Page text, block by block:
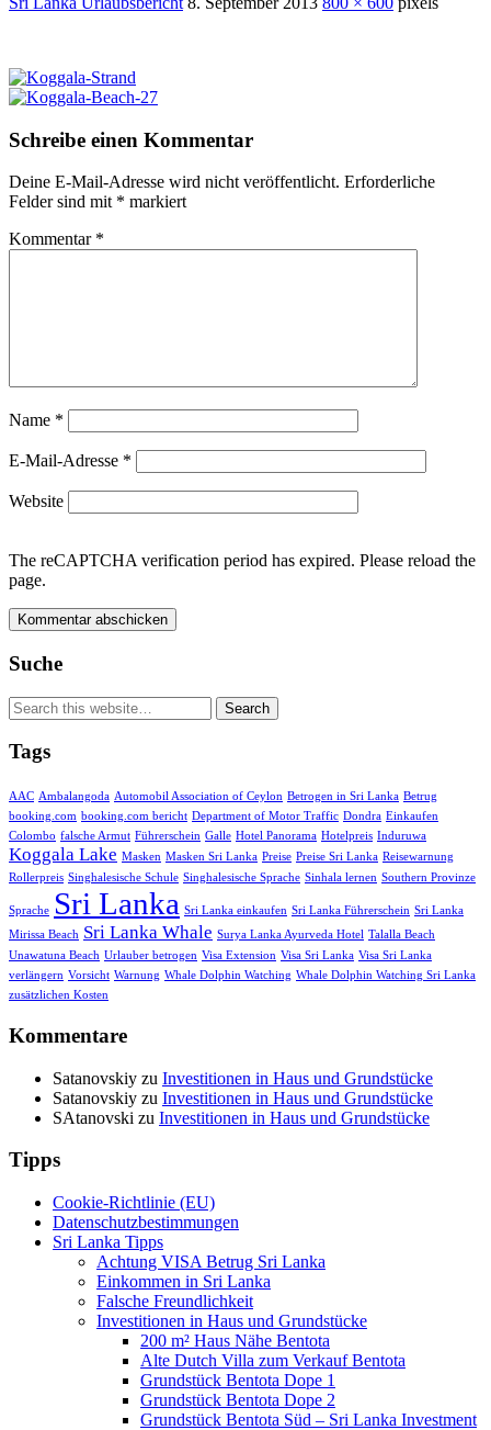
Schreibe einen Kommentar
Deine E-Mail-Adresse wird nicht veröffentlicht. Erforderliche
Felder sind mit * markiert
Kommentar *
Name *
E-Mail-Adresse *
Website
The reCAPTCHA verification period has expired. Please reload the
page.
Suche
Tags
AAC Ambalangoda Automobil Association of Ceylon Betrogen in Sri Lanka Betrug
booking.com booking.com bericht Department of Motor Traffic Dondra Einkaufen
Colombo falsche Armut Führerschein Galle Hotel Panorama Hotelpreis Induruwa
Koggala Lake Masken Masken Sri Lanka Preise Preise Sri Lanka Reisewarnung
Rollerpreis Singhalesische Schule Singhalesische Sprache Sinhala lernen Southern Provinze
Sprache Sri Lanka Sri Lanka einkaufen Sri Lanka Führerschein Sri Lanka
Mirissa Beach Sri Lanka Whale Surya Lanka Ayurveda Hotel Talalla Beach
Unawatuna Beach Urlauber betrogen Visa Extension Visa Sri Lanka Visa Sri Lanka
verlängern Vorsicht Warnung Whale Dolphin Watching Whale Dolphin Watching Sri Lanka
zusätzlichen Kosten
Kommentare
Satanovskiy zu Investitionen in Haus und Grundstücke
Satanovskiy zu Investitionen in Haus und Grundstücke
SAtanovski zu Investitionen in Haus und Grundstücke
Tipps
Cookie-Richtlinie (EU)
Datenschutzbestimmungen
Sri Lanka Tipps
Achtung VISA Betrug Sri Lanka
Einkommen in Sri Lanka
Falsche Freundlichkeit
Investitionen in Haus und Grundstücke
200 m² Haus Nähe Bentota
Alte Dutch Villa zum Verkauf Bentota
Grundstück Bentota Dope 1
Grundstück Bentota Dope 2
Grundstück Bentota Süd – Sri Lanka Investment